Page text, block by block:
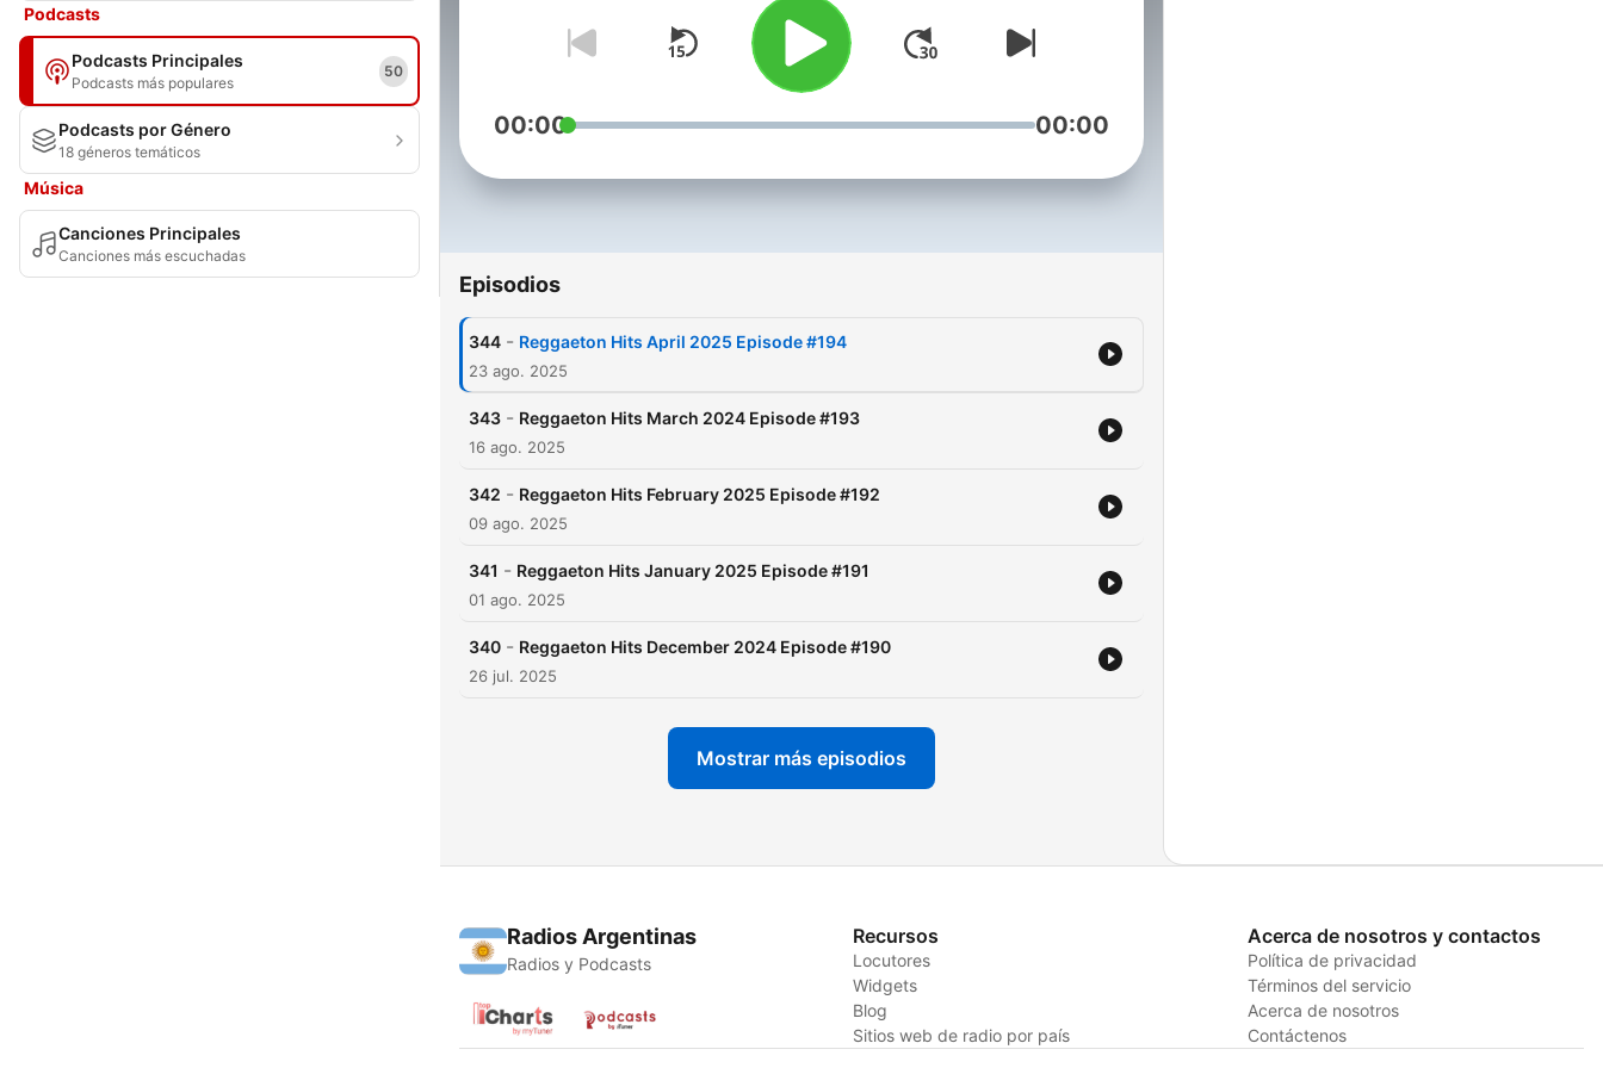
Podcasts
Podcasts Principales
Podcasts más populares
50
Podcasts por Género
18 géneros temáticos
Música
Canciones Principales
Canciones más escuchadas
centre of global pop music.
The most complete Latin
Urban Music Podcast in
Australia. Join in & discover
trending.
00:00 00:00
Episodios
344 - Reggaeton Hits April 2025 Episode #194
23 ago. 2025
343 - Reggaeton Hits March 2024 Episode #193
16 ago. 2025
342 - Reggaeton Hits February 2025 Episode #192
09 ago. 2025
341 - Reggaeton Hits January 2025 Episode #191
01 ago. 2025
340 - Reggaeton Hits December 2024 Episode #190
26 jul. 2025
Mostrar más episodios
Radios Argentinas
Radios y Podcasts
Recursos
Locutores
Widgets
Blog
Sitios web de radio por país
Acerca de nosotros y contactos
Política de privacidad
Términos del servicio
Acerca de nosotros
Contáctenos